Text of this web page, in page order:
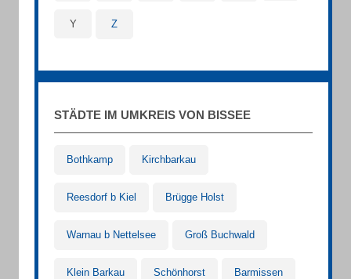
Y Z
STÄDTE IM UMKREIS VON BISSEE
Bothkamp Kirchbarkau
Reesdorf b Kiel Brügge Holst
Warnau b Nettelsee Groß Buchwald
Klein Barkau Schönhorst Barmissen